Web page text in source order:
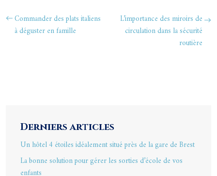
Commander des plats italiens
à déguster en famille
L’importance des miroirs de
circulation dans la sécurité
routière
Derniers articles
Un hôtel 4 étoiles idéalement situé près de la gare de Brest
La bonne solution pour gérer les sorties d’école de vos
enfants